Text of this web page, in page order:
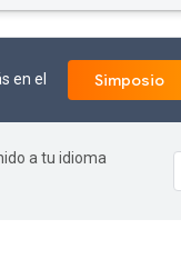
en el Simposio
a tu idioma